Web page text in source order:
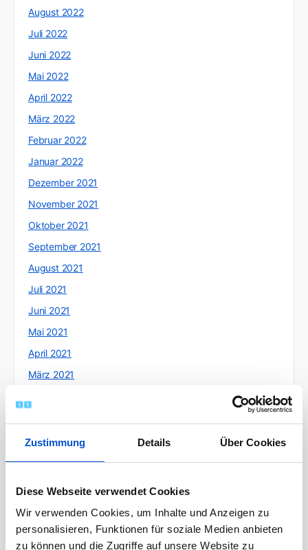
Zustimmung Details Über Cookies
Diese Webseite verwendet Cookies
Wir verwenden Cookies, um Inhalte und Anzeigen zu
personalisieren, Funktionen für soziale Medien anbieten
zu können und die Zugriffe auf unsere Website zu
August 2022
Juli 2022
Juni 2022
Mai 2022
April 2022
März 2022
Februar 2022
Januar 2022
Dezember 2021
November 2021
Oktober 2021
September 2021
August 2021
Juli 2021
Juni 2021
Mai 2021
April 2021
März 2021
Dezember 2020
November 2020
August 2020
Juli 2020